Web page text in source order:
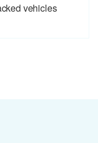
vehicles